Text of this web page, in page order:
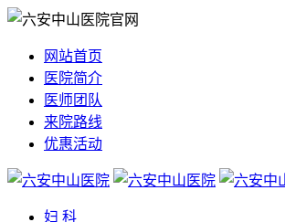
网站首页
医院简介
医师团队
来院路线
优惠活动
妇 科